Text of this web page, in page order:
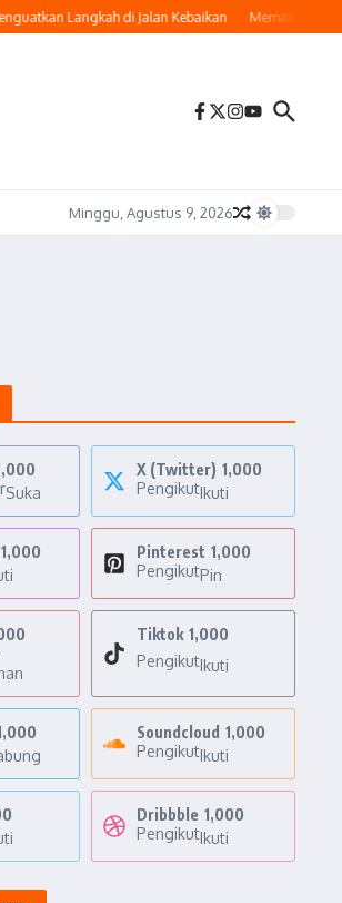
Langkah di Jalan Kebaikan Memaknai
Minggu, Agustus 9, 2026
Suka
X (Twitter) 1,000
PengikutIkuti
1,000
Pinterest 1,000
PengikutPin
Tiktok 1,000
PengikutIkuti
Soundcloud 1,000
PengikutIkuti
Dribbble 1,000
PengikutIkuti